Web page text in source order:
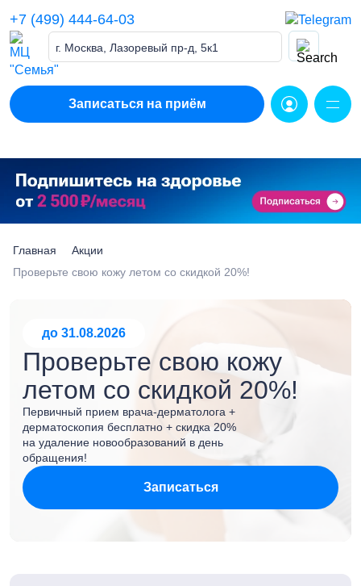
content
+7 (499) 444-64-03
г. Москва, Лазоревый пр-д, 5к1
Записаться на приём
Главная
Акции
Проверьте свою кожу летом со скидкой 20%!
до 31.08.2026
Проверьте свою кожу
летом со скидкой 20%!
Первичный прием врача-дерматолога +
дерматоскопия бесплатно + скидка 20%
на удаление новообразований в день
обращения!
Записаться